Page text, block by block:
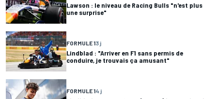
Lawson : le niveau de Racing Bulls "n'est plus
une surprise"
FORMULE 13 j
Lindblad : "Arriver en F1 sans permis de
conduire, je trouvais ça amusant"
FORMULE 14 j